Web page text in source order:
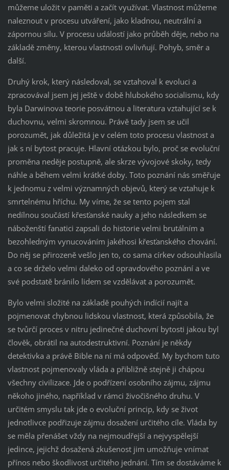
můžeme uložit v paměti a začít využívat. Vlastnost můžeme
naleznout v procesu utváření, jako kladnou, neutrální a
zápornou sílu. V procesu událostí jako průběh děje, nebo na
základě změny, kterou vlastnosti ovlivňují. Pohyb, směr a
další.
Druhý krok, který následoval, se vztahoval k evoluci a
zpracovával jsem jej ještě v době hlubokého socialismu, kdy
byla Darwinova teorie posvátnou a literatura vztahující se k
duchovnu, velmi skromnou. Právě tady jsem se učil
porozumět, jak důležitá je v celém toto procesu vlastnost a
jak s ní bytost pracuje. Hlavní otázkou bylo, proč se evoluční
proměna neděje postupně, ale skrze vývojové skoky, tedy
náhle a během velmi krátké doby. Toto poznání nás směřuje
k jednomu z velmi významných objevů, který se vztahuje k
smrtelnému hříchu. My víme, že se tento pojem stal
nedílnou součástí křesťanské nauky a jeho následkem se
náboženští fanatici zapsali do historie velmi brutálním a
bezohledným vynucováním jakéhosi křesťanského chování.
Do něj se přirozeně vešlo jen to, co sama církev odsouhlasila
a co se drželo velmi daleko od opravdového poznání a ve
své podstatě bránilo lidem se vzdělávat a porozumět.
Bylo velmi složité na základě pouhých indícií najít a
pojmenovat chybnou lidskou vlastnost, která způsobila, že
se tvůrčí proces v nitru jedinečné duchovní bytosti jakou byl
člověk, obrátil na autodestruktivní. Poznání je někdy
detektivka a právě Bible na ní má odpověď. My bychom tuto
vlastnost pojmenovaly vláda a přibližně stejně ji chápou
všechny civilizace. Jde o podřízení osobního zájmu, zájmu
někoho jiného, například v rámci živočišného druhu. V
určitém smyslu tak jde o evoluční princip, kdy se život
jednotlivce podřizuje zájmu dosažení určitého cíle. Vláda by
se měla přenášet vždy na nejmoudřejší a nejvyspělejší
jedince, jejichž dosažená zkušenost jim umožňuje vnímat
přínos nebo škodlivost určitého jednání. Tím se dostáváme k